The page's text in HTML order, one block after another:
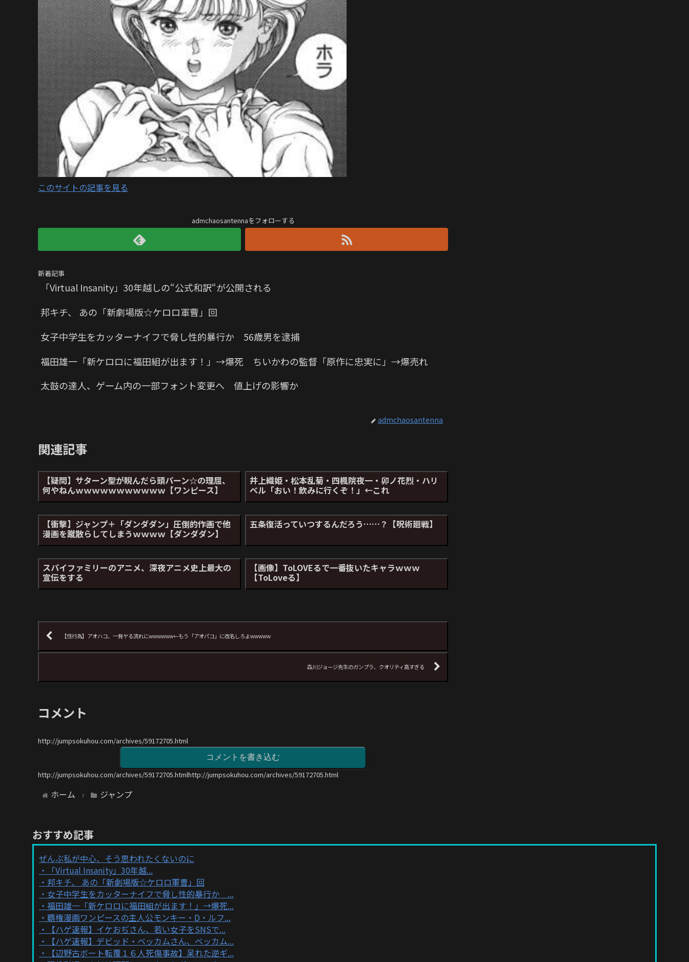
このサイトの記事を見る
admchaosantennaをフォローする
新着記事
「Virtual Insanity」30年越しの“公式和訳“が公開される
邦キチ、 あの「新劇場版☆ケロロ軍曹」回
女子中学生をカッターナイフで脅し性的暴行か 56歳男を逮捕
福田雄一「新ケロロに福田組が出ます！」→爆死 ちいかわの監督「原作に忠実に」→爆売れ
太鼓の達人、ゲーム内の一部フォント変更へ 値上げの影響か
admchaosantenna
関連記事
【疑問】サターン聖が睨んだら頭パーン☆の理屈、
何やねんｗｗｗｗｗｗｗｗｗｗｗ【ワンピース】
井上織姫・松本乱菊・四楓院夜一・卯ノ花烈・ハリ
ベル「おい！飲みに行くぞ！」←これ
【衝撃】ジャンプ＋「ダンダダン」圧倒的作画で他
漫画を蹴散らしてしまうｗｗｗｗ【ダンダダン】
五条復活っていつするんだろう……？【呪術廻戦】
スパイファミリーのアニメ、深夜アニメ史上最大の
宣伝をする
【画像】ToLOVEるで一番抜いたキャラｗｗｗ
【ToLoveる】
【性行為】アオハコ、一発ヤる流れにwwwwww←もう「アオパコ」に改名しろよwwwww
森川ジョージ先生のガンプラ、クオリティ高すぎる
コメント
http://jumpsokuhou.com/archives/59172705.html
コメントを書き込む
http://jumpsokuhou.com/archives/59172705.htmlhttp://jumpsokuhou.com/archives/59172705.html
ホーム ジャンプ
おすすめ記事
ぜんぶ私が中心、そう思われたくないのに
「Virtual Insanity」30年越...
邦キチ、 あの「新劇場版☆ケロロ軍曹」回
女子中学生をカッターナイフで脅し性的暴行か ...
福田雄一「新ケロロに福田組が出ます！」→爆死...
覇権漫画ワンピースの主人公モンキー・D・ルフ...
【ハゲ速報】イケおぢさん、若い女子をSNSで...
【ハゲ速報】デビッド・ベッカムさん、ベッカム...
【辺野古ボート転覆１６人死傷事故】呆れた逆ギ...